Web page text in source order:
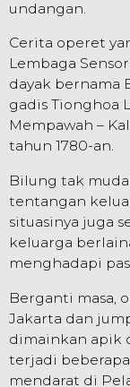
undangan.
Cerita operet
Lembaga
dayak bernama
gadis Tionghoa
Mempawah –
tahun 1780-an.
Bilung tak
tentangan
situasinya juga
keluarga
menghadapi
Berganti masa,
Jakarta dan
dimainkan apik
terjadi
mendarat di